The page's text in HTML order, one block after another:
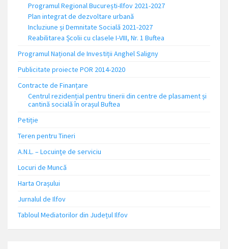
Programul Regional București-Ilfov 2021-2027
Plan integrat de dezvoltare urbană
Incluziune și Demnitate Socială 2021-2027
Reabilitarea Școlii cu clasele I-VIII, Nr. 1 Buftea
Programul Național de Investiții Anghel Saligny
Publicitate proiecte POR 2014-2020
Contracte de Finanțare
Centrul rezidențial pentru tinerii din centre de plasament și
cantină socială în orașul Buftea
Petiție
Teren pentru Tineri
A.N.L. – Locuinţe de serviciu
Locuri de Muncă
Harta Orașului
Jurnalul de Ilfov
Tabloul Mediatorilor din Județul Ilfov